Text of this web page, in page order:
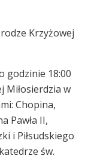
Krzyżowej
godzinie 18:00
Miłosierdzia w
Chopina,
Pawła II,
i Piłsudskiego
św.